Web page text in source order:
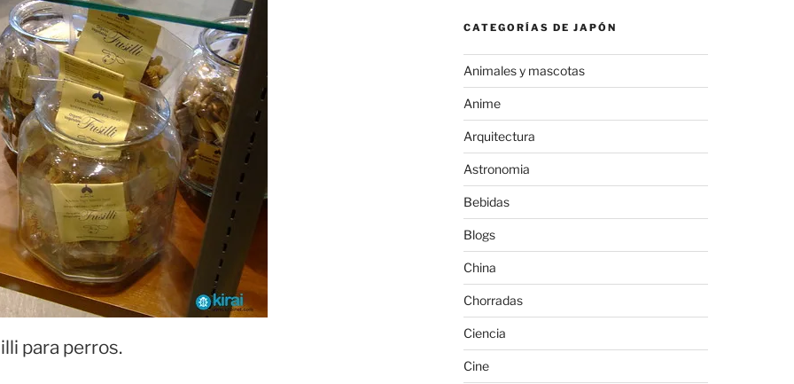
para perros.
CATEGORÍAS DE JAPÓN
Animales y mascotas
Anime
Arquitectura
Astronomia
Bebidas
Blogs
China
Chorradas
Ciencia
Cine